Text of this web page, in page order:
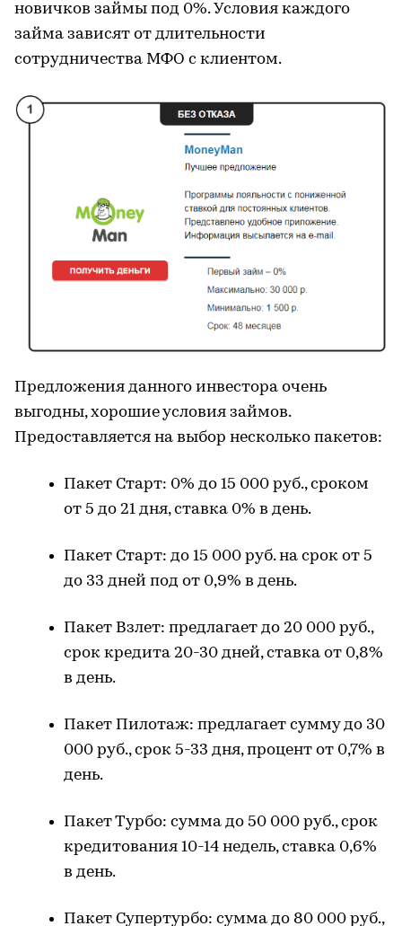
новичков займы под 0%. Условия каждого
займа зависят от длительности
сотрудничества МФО с клиентом.
Предложения данного инвестора очень
выгодны, хорошие условия займов.
Предоставляется на выбор несколько пакетов:
Пакет Старт: 0% до 15 000 руб., сроком
от 5 до 21 дня, ставка 0% в день.
Пакет Старт: до 15 000 руб. на срок от 5
до 33 дней под от 0,9% в день.
Пакет Взлет: предлагает до 20 000 руб.,
срок кредита 20-30 дней, ставка от 0,8%
в день.
Пакет Пилотаж: предлагает сумму до 30
000 руб., срок 5-33 дня, процент от 0,7% в
день.
ПакетТурбо: сумма до 50 000 руб., срок
кредитования 10-14 недель, ставка 0,6%
в день.
Пакет Супертурбо: сумма до 80 000 руб.,